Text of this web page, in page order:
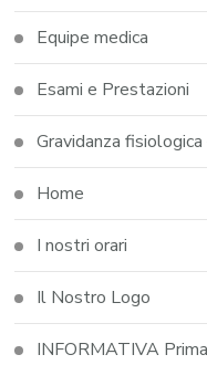
Equipe medica
Esami e Prestazioni
Gravidanza
Home
I nostri orari
Il Nostro Logo
INFORMATIVA